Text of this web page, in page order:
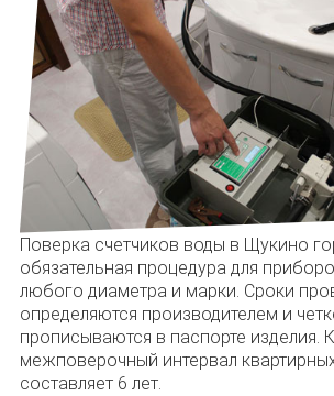
Поверка счетчиков воды в Щукино
обязательная процедура для
любого диаметра и марки. Сроки
определяются производителем и
прописываются в паспорте изделия.
межповерочный интервал
составляет 6 лет.